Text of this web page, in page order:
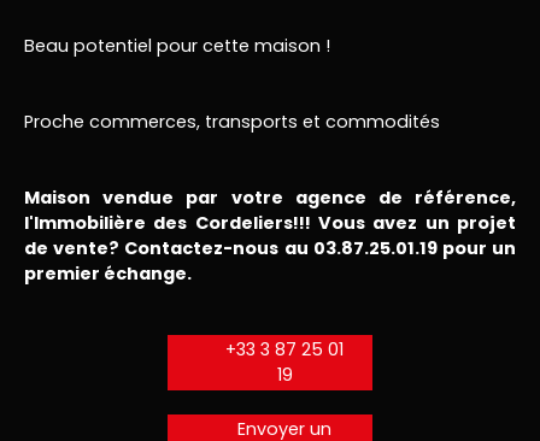
Beau potentiel pour cette maison !
Proche commerces, transports et commodités
Maison vendue par votre agence de référence,
l'Immobilière des Cordeliers!!! Vous avez un projet
de vente? Contactez-nous au 03.87.25.01.19 pour un
premier échange.
+33 3 87 25 01
19
Envoyer un